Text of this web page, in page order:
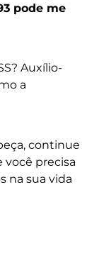
pode me
Auxílio-
a
continue
você precisa
na sua vida